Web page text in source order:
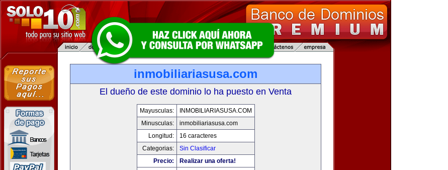
inmobiliariasusa.com
El dueño de este dominio lo ha puesto en Venta
Mayusculas:
INMOBILIARIASUSA.COM
Minusculas:
inmobiliariasusa.com
Longitud:
16 caracteres
Categorias:
Sin Clasificar
Precio:
Realizar una oferta!